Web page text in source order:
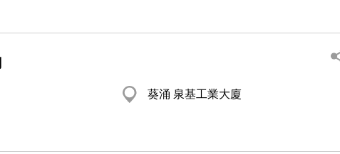
葵涌 泉基工業大廈